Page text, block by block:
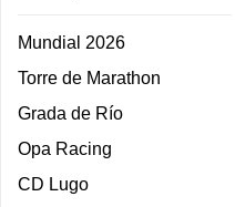
Mundial 2026
Torre de Marathon
Grada de Río
Opa Racing
CD Lugo